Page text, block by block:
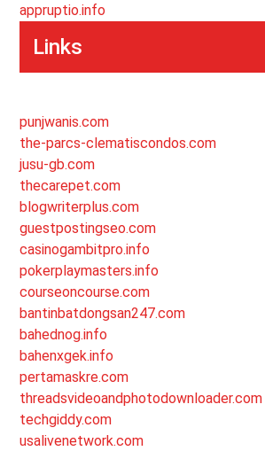
appruptio.info
Links
punjwanis.com
the-parcs-clematiscondos.com
jusu-gb.com
thecarepet.com
blogwriterplus.com
guestpostingseo.com
casinogambitpro.info
pokerplaymasters.info
courseoncourse.com
bantinbatdongsan247.com
bahednog.info
bahenxgek.info
pertamaskre.com
threadsvideoandphotodownloader.com
techgiddy.com
usalivenetwork.com